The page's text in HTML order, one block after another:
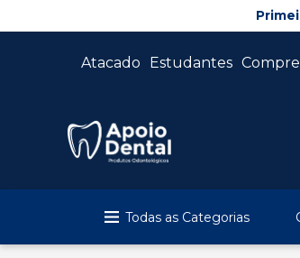
Atacado Estudantes
Todas as Categorias